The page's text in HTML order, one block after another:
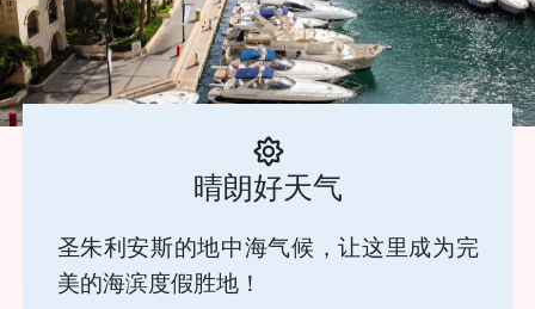
晴朗好天气
圣朱利安斯的地中海气候，让这里成为完
美的海滨度假胜地！